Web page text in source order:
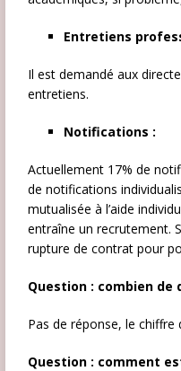
Entretiens
Il est demandé aux
entretiens.
Notifications :
Actuellement 17% de
de notifications
mutualisée à l’aide
entraîne un recrutement.
rupture de contrat pour
Question : combien de
Pas de réponse, le
Question : comment